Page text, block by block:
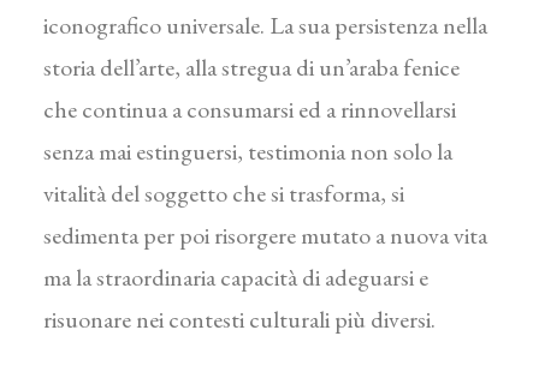
iconografico universale. La sua persistenza nella
storia dell’arte, alla stregua di un’araba fenice
che continua a consumarsi ed a rinnovellarsi
senza mai estinguersi, testimonia non solo la
vitalità del soggetto che si trasforma, si
sedimenta per poi risorgere mutato a nuova vita
ma la straordinaria capacità di adeguarsi e
risuonare nei contesti culturali più diversi.